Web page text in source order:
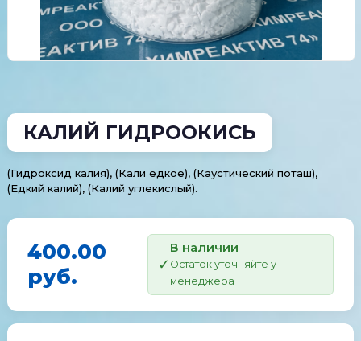
КАЛИЙ ГИДРООКИСЬ
(Гидроксид калия), (Кали едкое), (Каустический поташ),
(Едкий калий), (Калий углекислый).
400.00
руб.
В наличии
Остаток уточняйте у
менеджера